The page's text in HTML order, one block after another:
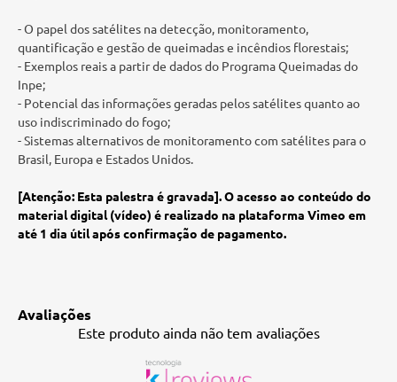
- O papel dos satélites na detecção, monitoramento,
quantificação e gestão de queimadas e incêndios florestais;
- Exemplos reais a partir de dados do Programa Queimadas do
Inpe;
- Potencial das informações geradas pelos satélites quanto ao
uso indiscriminado do fogo;
- Sistemas alternativos de monitoramento com satélites para o
Brasil, Europa e Estados Unidos.
[Atenção: Esta palestra é gravada]. O acesso ao conteúdo do
material digital (vídeo) é realizado na plataforma Vimeo em
até 1 dia útil após confirmação de pagamento.
Avaliações
Este produto ainda não tem avaliações